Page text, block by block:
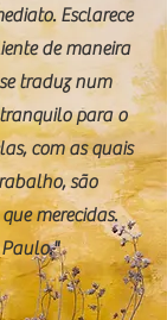
Esclarece
de maneira
traduz num
para o
com as quais
são
merecidas.